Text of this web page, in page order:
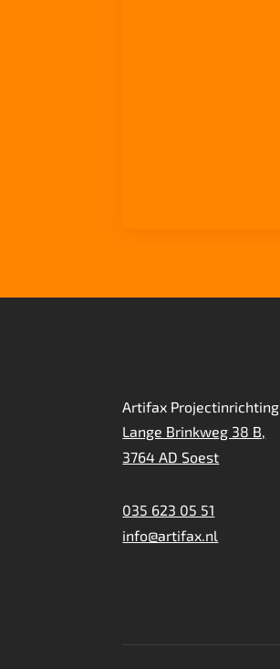
Artifax Projectinrichting
Lange Brinkweg 38 B,
3764 AD Soest
035 623 05 51
info@artifax.nl